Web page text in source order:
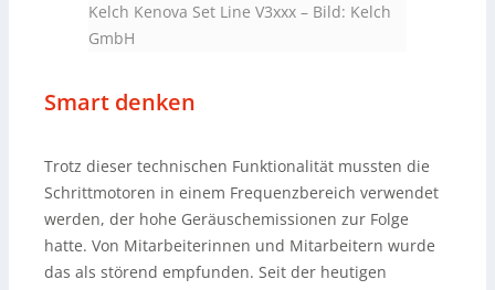
Kelch Kenova Set Line V3xxx – Bild: Kelch
GmbH
Smart denken
Trotz dieser technischen Funktionalität mussten die
Schrittmotoren in einem Frequenzbereich verwendet
werden, der hohe Geräuschemissionen zur Folge
hatte. Von Mitarbeiterinnen und Mitarbeitern wurde
das als störend empfunden. Seit der heutigen